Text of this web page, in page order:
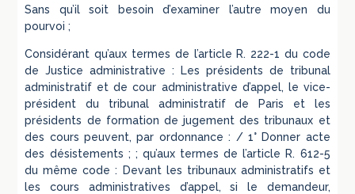
Sans qu’il soit besoin d’examiner l’autre moyen du
pourvoi ;
Considérant qu’aux termes de l’article R. 222-1 du code
de Justice administrative : Les présidents de tribunal
administratif et de cour administrative d’appel, le vice-
président du tribunal administratif de Paris et les
présidents de formation de jugement des tribunaux et
des cours peuvent, par ordonnance : / 1° Donner acte
des désistements ; ; qu’aux termes de l’article R. 612-5
du même code : Devant les tribunaux administratifs et
les cours administratives d’appel, si le demandeur,